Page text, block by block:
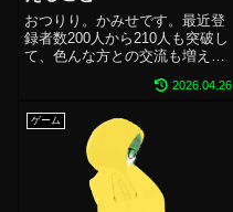
おつりり。かみせです。最近登
録者数200人から210人も突破し
て、色んな方との交流も増え
いたり、配信にお邪魔する機会
も多く日々を楽しく過ごしてお
ります。そして色々な方を拝見
して最近ちょっとだけ考えが変
わってきたな...
2026.04.26
ゲーム